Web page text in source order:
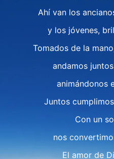
Ahí van los
y los jóvenes,
Tomados de la
andamos
animándonos
Juntos
Con un
nos
El amor de